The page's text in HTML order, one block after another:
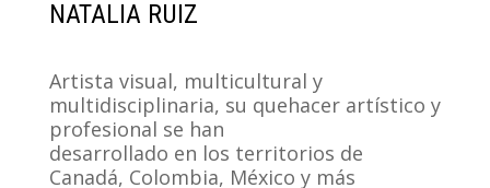
NATALIA RUIZ
Artista visual, multicultural y
multidisciplinaria, su quehacer artístico y
profesional se han
desarrollado en los territorios de
Canadá, Colombia, México y más